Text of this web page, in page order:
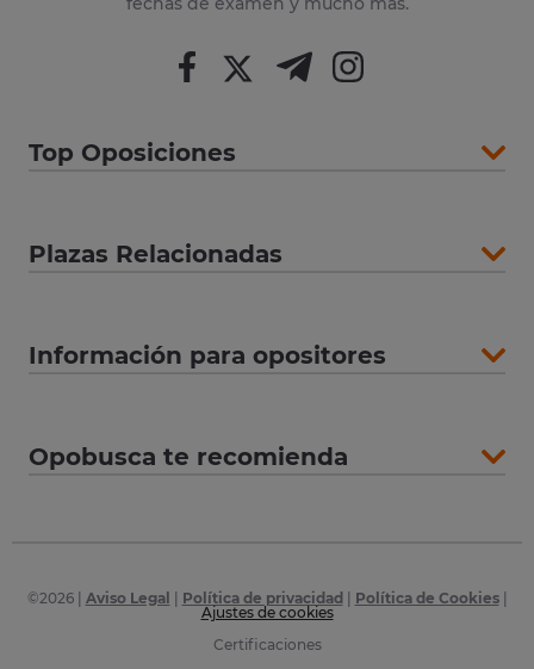
Top Oposiciones
Plazas Relacionadas
Información para opositores
Opobusca te recomienda
©2026| Aviso Legal Política de privacidad Política de Cookies|
Ajustes de cookies
Certificaciones